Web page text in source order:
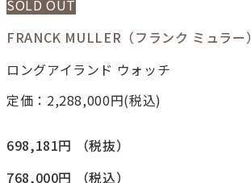
SOLD OUT
FRANCK MULLER（フランク ミュラー）
ロングアイランド ウォッチ
定価：2,288,000円(税込)
698,181円
（税抜）
768,000円
（税込）